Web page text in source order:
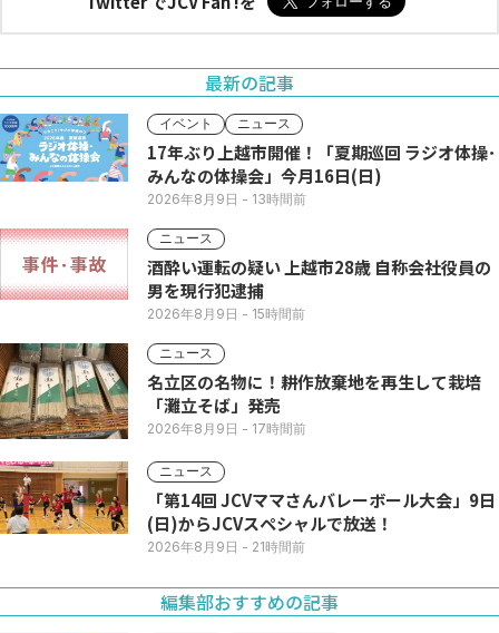
最新の記事
イベント ニュース
17年ぶり上越市開催！「夏期巡回 ラジオ体操･
みんなの体操会」今月16日(日)
2026年8月9日 - 13時間前
ニュース
酒酔い運転の疑い 上越市28歳 自称会社役員の
男を現行犯逮捕
2026年8月9日 - 15時間前
ニュース
名立区の名物に！耕作放棄地を再生して栽培
「灘立そば」発売
2026年8月9日 - 17時間前
ニュース
「第14回 JCVママさんバレーボール大会」9日
(日)からJCVスペシャルで放送！
2026年8月9日 - 21時間前
編集部おすすめの記事